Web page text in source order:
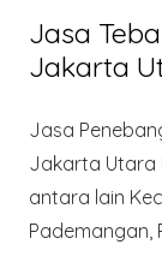
Jasa
Jakarta
Jasa
Jakarta Utara
antara lain
Pademangan,